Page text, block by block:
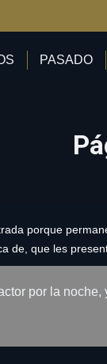
PASADO
porque
de, que les
por la